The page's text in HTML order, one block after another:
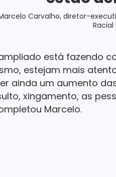
Carvalho, diretor-
está fazendo
estejam mais
ainda um aumento
xingamento, as
Marcelo.